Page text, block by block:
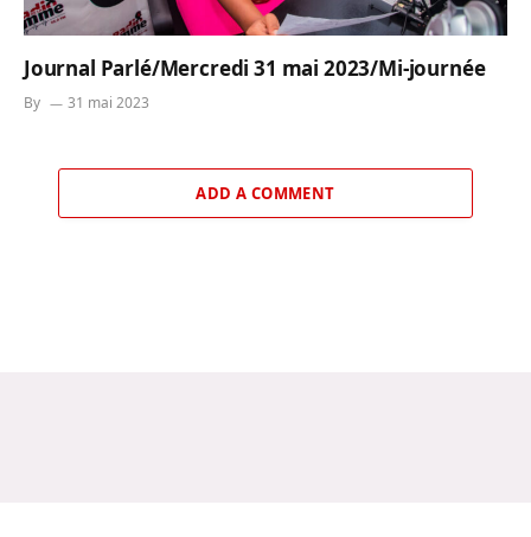
Journal Parlé/Mercredi 31 mai 2023/Mi-journée
By 31 mai 2023
ADD A COMMENT